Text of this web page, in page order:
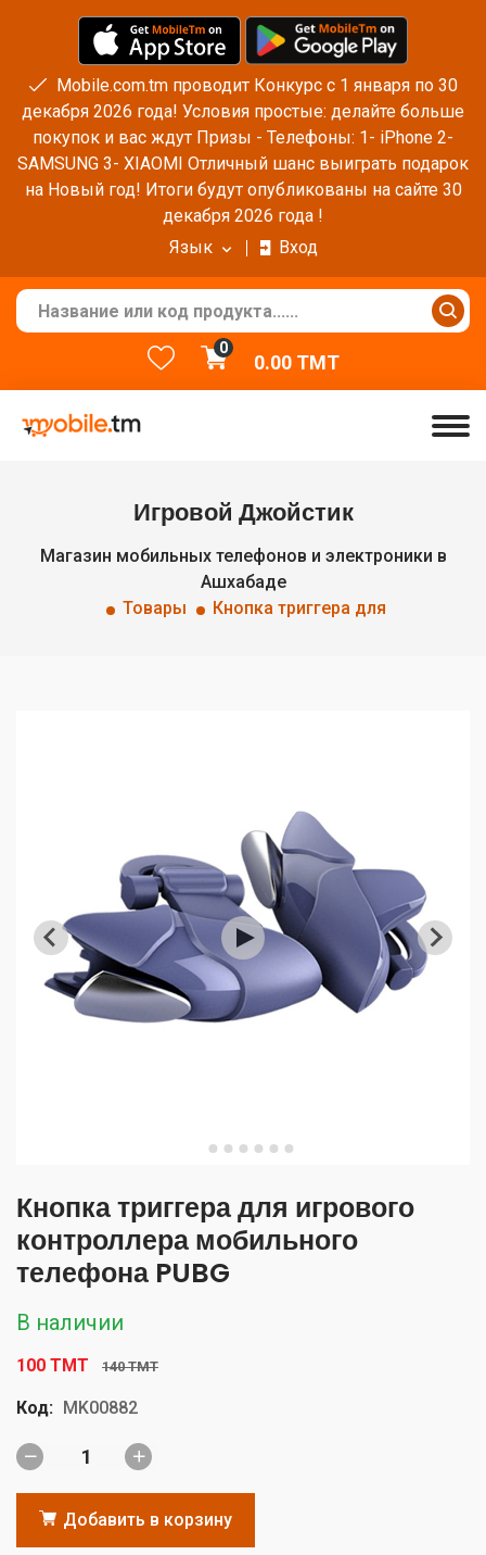
Mobile.com.tm проводит Конкурс с 1 января по 30
декабря 2026 года! Условия простые: делайте больше
покупок и вас ждут Призы - Телефоны: 1- iPhone 2-
SAMSUNG 3- XIAOMI Отличный шанс выиграть подарок
на Новый год! Итоги будут опубликованы на сайте 30
декабря 2026 года !
Язык
Вход
0
0.00TMT
Игровой Джойстик
Магазин мобильных телефонов и электроники в
Ашхабаде
Товары
Кнопка триггера для
Кнопка триггера для игрового
контроллера мобильного
телефона PUBG
В наличии
100 TMT 140 TMT
Код: MK00882
Добавить в корзину